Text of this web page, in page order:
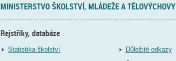
MINISTERSTVO ŠKOLSTVÍ, MLÁDEŽE A TĚLOVÝCHOVY
Rejstříky, databáze
Statistika školství
Důležité odkazy